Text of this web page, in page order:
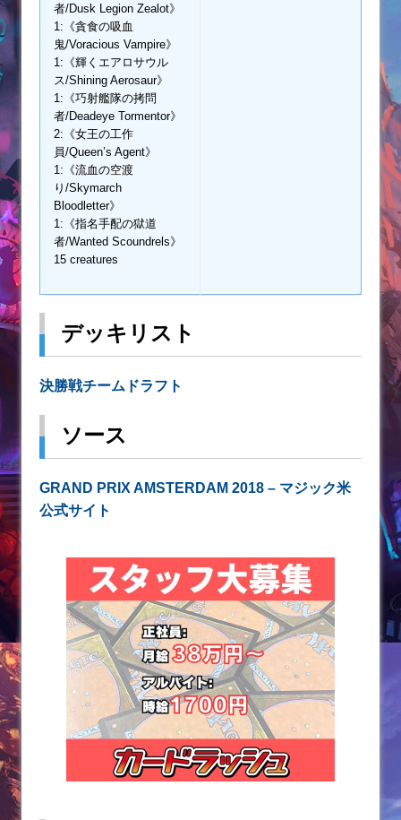
者/Dusk Legion Zealot》
1:《貪食の吸血
鬼/Voracious Vampire》
1:《輝くエアロサウル
ス/Shining Aerosaur》
1:《巧射艦隊の拷問
者/Deadeye Tormentor》
2:《女王の工作
員/Queen’s Agent》
1:《流血の空渡
り/Skymarch
Bloodletter》
1:《指名手配の獄道
者/Wanted Scoundrels》
15 creatures
デッキリスト
決勝戦チームドラフト
ソース
GRAND PRIX AMSTERDAM 2018 – マジック米
公式サイト